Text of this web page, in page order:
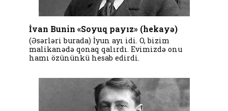
İvan Bunin «Soyuq payız» (hekayə)
(Əsərləri burada) İyun ayı idi. O, bizim
malikanədə qonaq qalırdı. Evimizdə onu
hamı özününkü hesab edirdi.